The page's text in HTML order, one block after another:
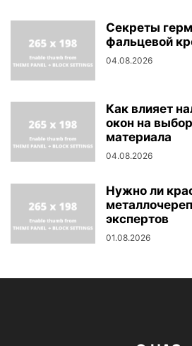
Секреты
фальцевой
04.08.2026
Как влияет
окон на
материала
04.08.2026
Нужно ли
экспертов
01.08.2026